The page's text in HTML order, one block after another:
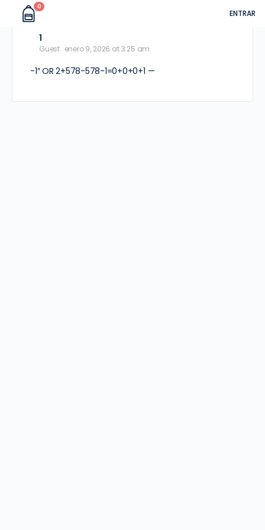
0
ENTRAR
1
Guest enero 9, 2026 at 3:25 am
-1″ OR 2+578-578-1=0+0+0+1 —